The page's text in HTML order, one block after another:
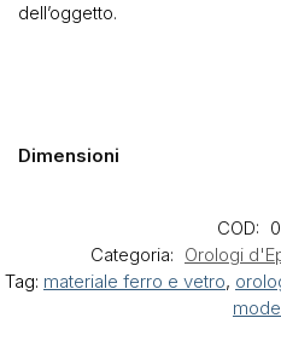
dell’oggetto.
Dimensioni
COD:
Categoria: Orologi
Tag: materiale ferro e vetro,